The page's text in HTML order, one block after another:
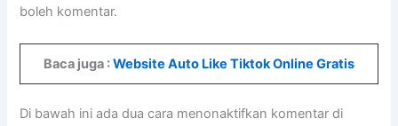
boleh komentar.
Baca juga :Website Auto Like Tiktok Online Gratis
Di bawah ini ada dua cara menonaktifkan komentar di